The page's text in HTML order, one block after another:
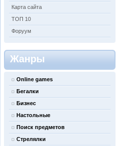
Карта сайта
ТОП 10
Форуум
Жанры
Online games
Бегалки
Бизнес
Настольные
Поиск предметов
Стрелялки